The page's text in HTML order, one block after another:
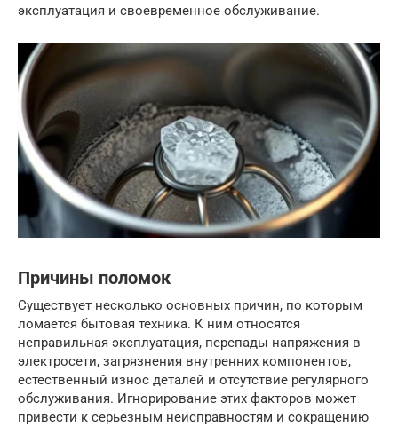
эксплуатация и своевременное обслуживание.
Причины поломок
Существует несколько основных причин, по которым
ломается бытовая техника. К ним относятся
неправильная эксплуатация, перепады напряжения в
электросети, загрязнения внутренних компонентов,
естественный износ деталей и отсутствие регулярного
обслуживания. Игнорирование этих факторов может
привести к серьезным неисправностям и сокращению